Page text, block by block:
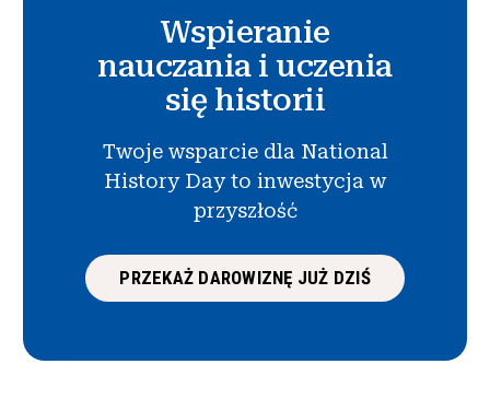
Wspieranie
nauczania i uczenia
się historii
Twoje wsparcie dla National
History Day to inwestycja w
przyszłość
PRZEKAŻ DAROWIZNĘ JUŻ DZIŚ